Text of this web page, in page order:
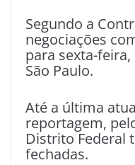
Segundo a
negociações
para sexta-
São Paulo.
Até a última
reportagem,
Distrito Federal
fechadas.